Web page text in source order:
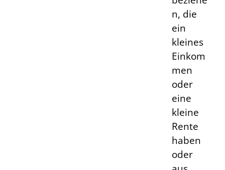
n, die
ein
kleines
Einkom
men
oder
eine
kleine
Rente
haben
oder